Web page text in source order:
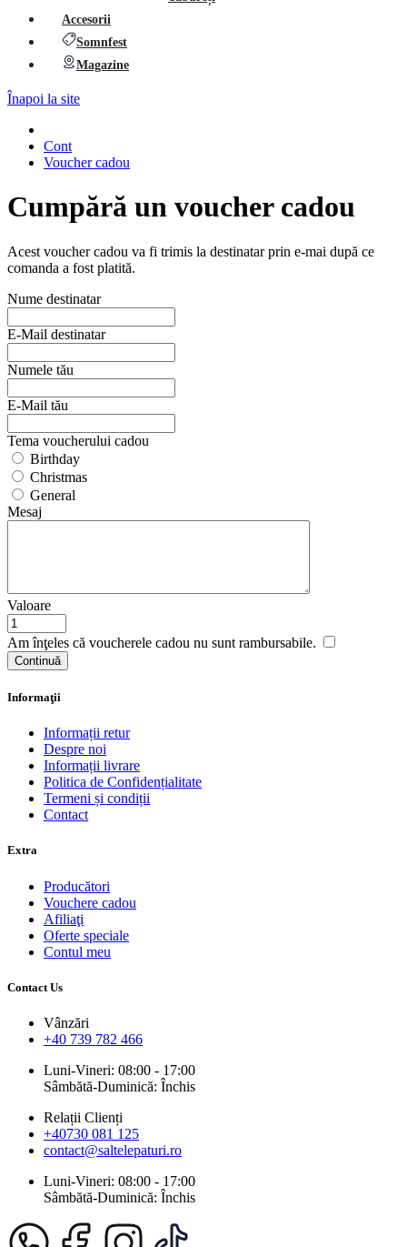
Accesorii
Somnfest
Magazine
Înapoi la site
Cont
Voucher cadou
Cumpără un voucher cadou
Acest voucher cadou va fi trimis la destinatar prin e-mai după ce
comanda a fost platită.
Nume destinatar
E-Mail destinatar
Numele tău
E-Mail tău
Tema voucherului cadou
Birthday
Christmas
General
Mesaj
Valoare
Am înţeles că voucherele cadou nu sunt rambursabile.
Informaţii
Informații retur
Despre noi
Informații livrare
Politica de Confidențialitate
Termeni și condiții
Contact
Extra
Producători
Vouchere cadou
Afiliaţi
Oferte speciale
Contul meu
Contact Us
Vânzări
+40 739 782 466
Luni-Vineri: 08:00 - 17:00
Sâmbătă-Duminică: Închis
Relații Clienți
+40730 081 125
contact@saltelepaturi.ro
Luni-Vineri: 08:00 - 17:00
Sâmbătă-Duminică: Închis